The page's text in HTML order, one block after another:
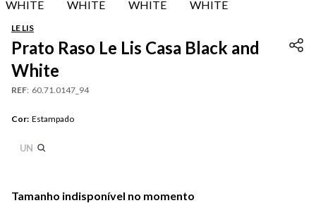
LE LIS
Prato Raso Le Lis Casa Black and
White
REF: 60.71.0147_94
Cor: Estampado
UN
Tamanho indisponível no momento